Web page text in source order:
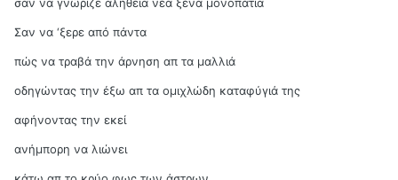
σαν να γνώριζε αλήθεια νέα ξένα μονοπάτια
Σαν να ‘ξερε από πάντα
πώς να τραβά την άρνηση απ τα μαλλιά
οδηγώντας την έξω απ τα ομιχλώδη καταφύγιά της
αφήνοντας την εκεί
ανήμπορη να λιώνει